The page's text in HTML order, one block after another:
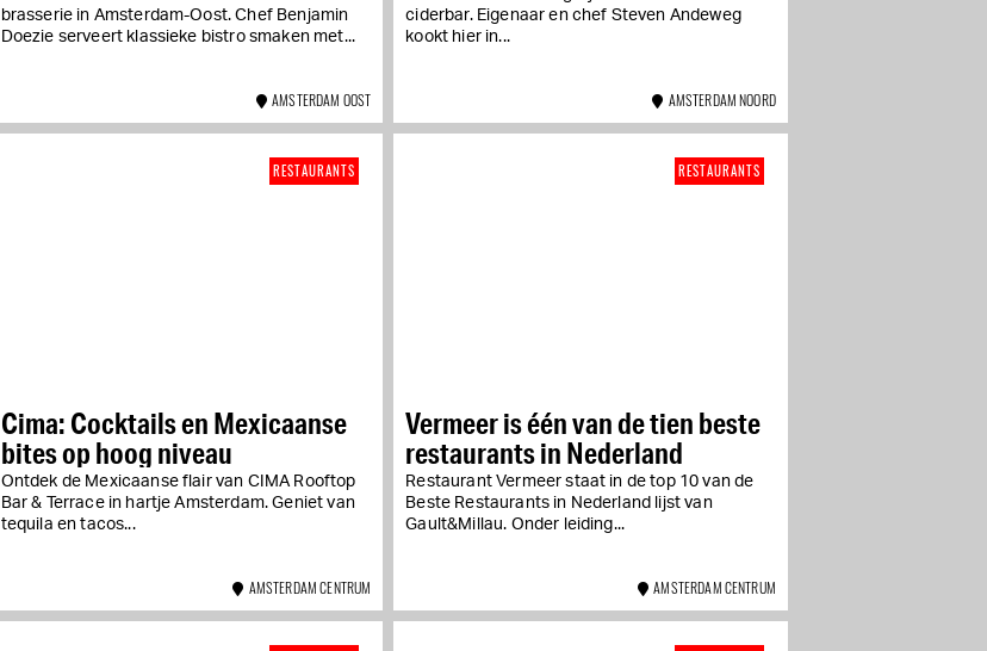
brasserie in Amsterdam-Oost. Chef Benjamin
Doezie serveert klassieke bistro smaken met...
AMSTERDAM OOST
ciderbar. Eigenaar en chef Steven Andeweg
kookt hier in...
AMSTERDAM NOORD
Cima: Cocktails en Mexicaanse
bites op hoog niveau
Ontdek de Mexicaanse flair van CIMA Rooftop
Bar & Terrace in hartje Amsterdam. Geniet van
tequila en tacos...
RESTAURANTS
AMSTERDAM CENTRUM
Vermeer is één van de tien beste
restaurants in Nederland
Restaurant Vermeer staat in de top 10 van de
Beste Restaurants in Nederland lijst van
Gault&Millau. Onder leiding...
RESTAURANTS
AMSTERDAM CENTRUM